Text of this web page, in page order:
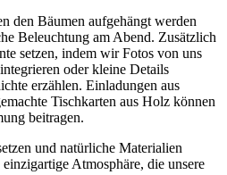
den Bäumen aufgehängt werden
Beleuchtung am Abend. Zusätzlich
setzen, indem wir Fotos von uns
oder kleine Details
erzählen. Einladungen aus
Tischkarten aus Holz können
beitragen.
und natürliche Materialien
Atmosphäre, die unsere